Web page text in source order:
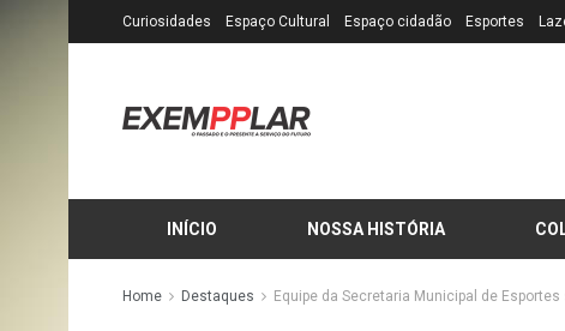
Curiosidades Espaço Cultural Espaço cidadão Esportes
INÍCIO NOSSA HISTÓRIA
Home Destaques Equipe da Secretaria Municipal de